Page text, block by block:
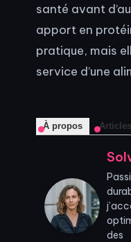
santé avant
apport en
pratique, mais
service d’une
À propos